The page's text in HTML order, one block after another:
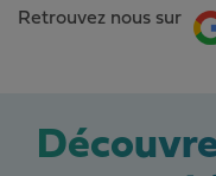
Retrouvez nous sur